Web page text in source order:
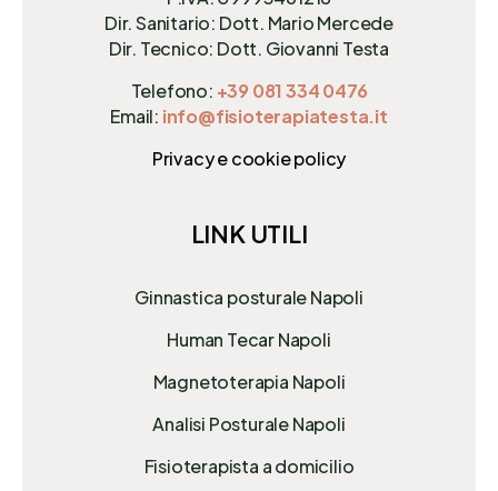
Dir. Sanitario: Dott. Mario Mercede
Dir. Tecnico: Dott. Giovanni Testa
Telefono: +39 081 334 0476
Email: info@fisioterapiatesta.it
Privacy e cookie policy
LINK UTILI
Ginnastica posturale Napoli
Human Tecar Napoli
Magnetoterapia Napoli
Analisi Posturale Napoli
Fisioterapista a domicilio